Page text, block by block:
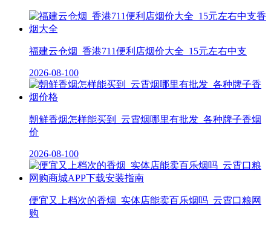
福建云仓烟_香港711便利店烟价大全_15元左右中支
2026-08-100
朝鲜香烟怎样能买到_云霄烟哪里有批发_各种牌子香烟
价
2026-08-100
便宜又上档次的香烟_实体店能卖百乐烟吗_云霄口粮网
购